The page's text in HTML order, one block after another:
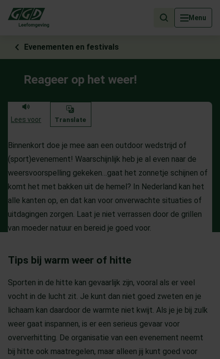
Menu
Als de resultaten voor automatisch aanvullen beschikbaar zijn,
Evenementen en festivals
Reageer op het weer!
Lees voor Translate
Binnenkort doe je mee aan een outdoor wedstrijd of
(sport)evenement! Waarschijnlijk heb je al even naar de
weersvoorspelling gekeken…gaat het zonnetje schijnen of
komt het met bakken uit de hemel? In Nederland kan het
alle kanten op, en dat kan voor onverwachte situaties of
uitdagingen zorgen. Laat je niet verrassen door de grillen
van moeder natuur en bereid je goed voor.
Tips bij warm weer of hitte
Sporten in de hitte kan gevaarlijk zijn, vooral als er veel
vocht in de lucht zit. Je kunt dan niet goed zweten en je
lichaam kan daardoor de warmte niet kwijt. Als je je bij zulk
weer gaat inspannen, is er een serieus gevaar voor
oververhitting. De organisatie van een evenement neemt
bij hitte ook maatregelen, maar alleen jij kunt goed voor